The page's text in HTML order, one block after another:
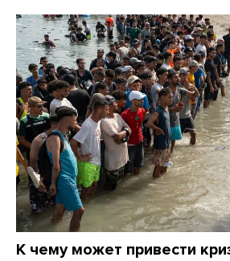
К чему может привести